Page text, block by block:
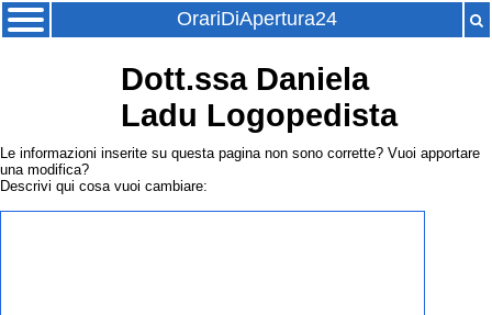
OrariDiApertura24
Dott.ssa Daniela
Ladu Logopedista
Le informazioni inserite su questa pagina non sono corrette? Vuoi apportare
una modifica?
Descrivi qui cosa vuoi cambiare: